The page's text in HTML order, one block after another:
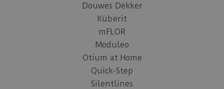
Douwes Dekker
Küberit
mFLOR
Moduleo
Otium at Home
Quick-Step
Silentlines